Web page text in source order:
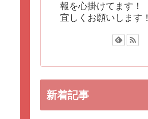
報を心掛けてます！
宜しくお願いします！
新着記事